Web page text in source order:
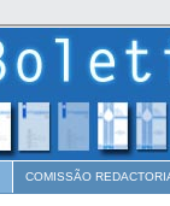
COMISSÃO